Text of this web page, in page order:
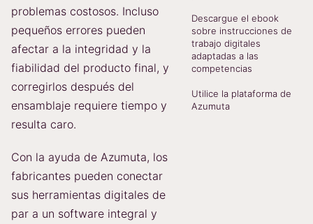
problemas costosos. Incluso
pequeños errores pueden
afectar a la integridad y la
fiabilidad del producto final, y
corregirlos después del
ensamblaje requiere tiempo y
resulta caro.
Con la ayuda de Azumuta, los
fabricantes pueden conectar
sus herramientas digitales de
par a un software integral y
Descargue el ebook
sobre instrucciones de
trabajo digitales
adaptadas a las
competencias
Utilice la plataforma de
Azumuta